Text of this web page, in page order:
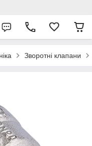
Зворотні клапани